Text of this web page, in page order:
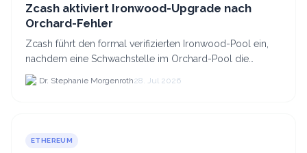
Zcash aktiviert Ironwood-Upgrade nach
Orchard-Fehler
Zcash führt den formal verifizierten Ironwood-Pool ein,
nachdem eine Schwachstelle im Orchard-Pool die
Erstellung gefälschter ZEC-Token ermöglichte.
Dr. Stephanie Morgenroth28. Jul 2026
ETHEREUM